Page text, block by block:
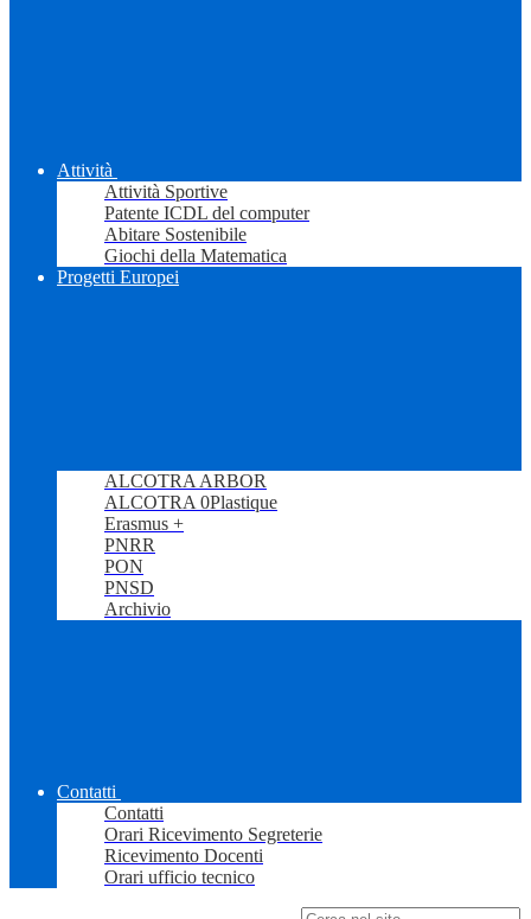
Attività
Attività Sportive
Patente ICDL del computer
Abitare Sostenibile
Giochi della Matematica
Progetti Europei
ALCOTRA ARBOR
ALCOTRA 0Plastique
Erasmus +
PNRR
PON
PNSD
Archivio
Contatti
Contatti
Orari Ricevimento Segreterie
Ricevimento Docenti
Orari ufficio tecnico